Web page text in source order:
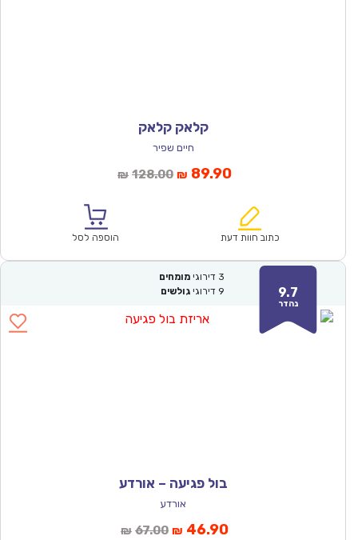
קלאק קלאק
חיים שפיר
₪ 128.00המחיר
₪128.00.
₪ 89.90
הוא:
כתוב חוות דעת הוספה לסל
דירוגי מומחים
דירוגי גולשים
בול פגיעה – אורדע
₪ 67.00המחיר
₪ 46.90